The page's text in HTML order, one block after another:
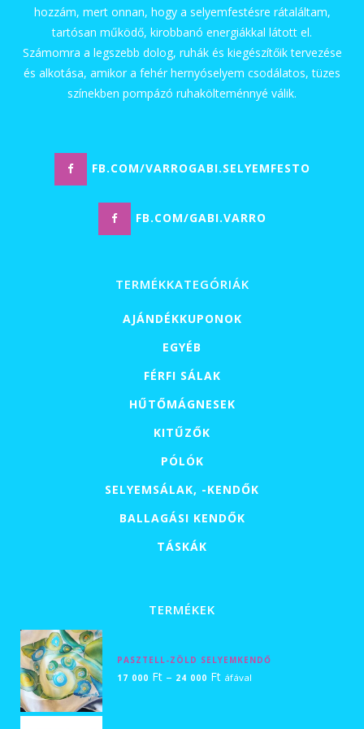
hozzám, mert onnan, hogy a selyemfestésre rátaláltam,
tartósan működő, kirobbanó energiákkal látott el.
Számomra a legszebb dolog, ruhák és kiegészítőik tervezése
és alkotása, amikor a fehér hernyóselyem csodálatos, tüzes
színekben pompázó ruhakölteménnyé válik.
FB.COM/VARROGABI.SELYEMFESTO
FB.COM/GABI.VARRO
TERMÉKKATEGÓRIÁK
AJÁNDÉKKUPONOK
EGYÉB
FÉRFI SÁLAK
HŰTŐMÁGNESEK
KITŰZŐK
PÓLÓK
SELYEMSÁLAK, -KENDŐK
BALLAGÁSI KENDŐK
TÁSKÁK
TERMÉKEK
PASZTELL-ZÖLD SELYEMKENDŐ
17 000 Ft – 24 000 FtÁrtartomány:
áfával